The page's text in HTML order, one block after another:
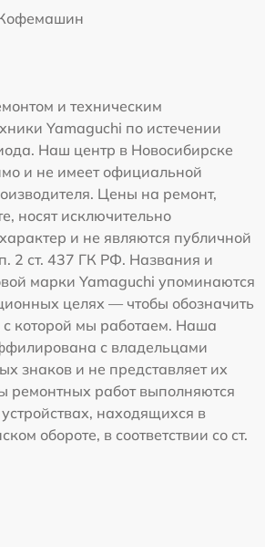
и техническим
Yamaguchi по истечении
Наш центр в Новосибирске
и не имеет официальной
Цены на ремонт,
носят исключительно
и не являются публичной
2 ст. 437 ГК РФ. Названия и
марки Yamaguchi упоминаются
целях — чтобы обозначить
с которой мы работаем. Наша
с владельцами
знаков и не представляет их
ремонтных работ выполняются
находящихся в
обороте, в соответствии со ст.